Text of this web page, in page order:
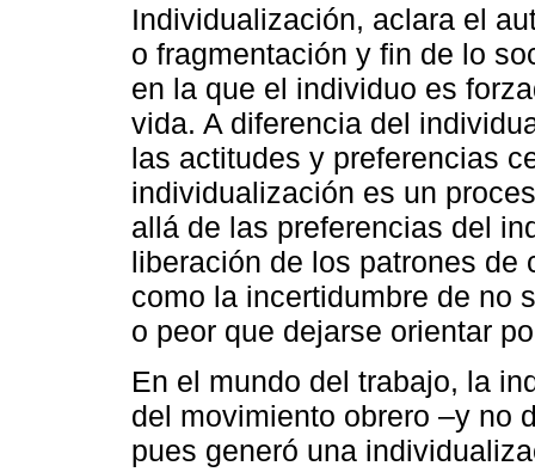
Individualización, aclara el
o fragmentación y fin de lo
en la que el individuo es
vida. A diferencia del
las actitudes y preferencias
individualización es un
allá de las preferencias del
liberación de los patrones de
como la incertidumbre de no
o peor que dejarse orientar
En el mundo del trabajo, la
del movimiento obrero –y no
pues generó una